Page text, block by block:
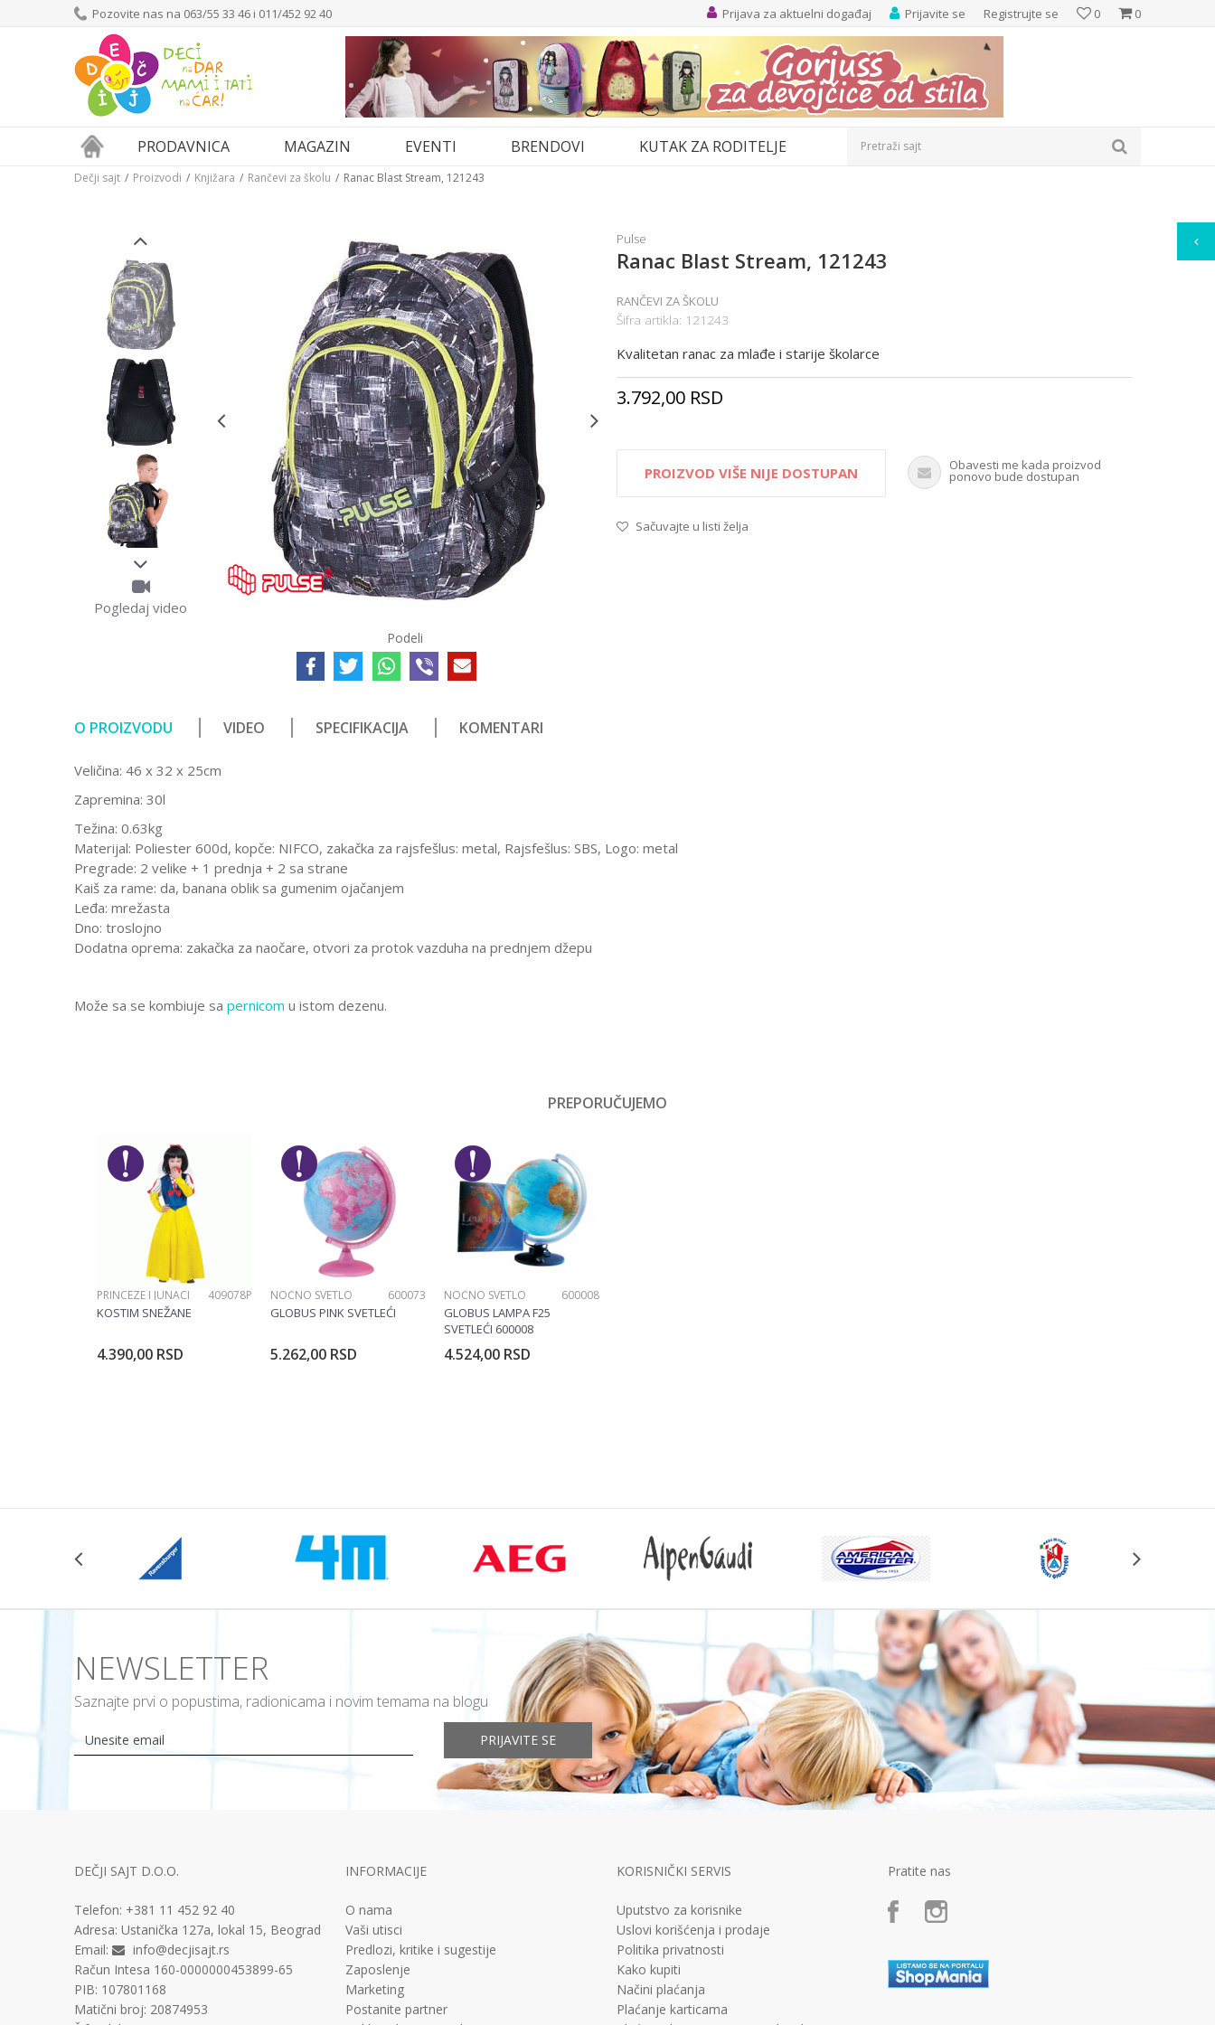
Pozovite nas na 063/55 33 46 i 011/452 92 40 0
0
Prijavite se Registrujte se
Prijava za aktuelni događaj
PRODAVNICA MAGAZIN EVENTI BRENDOVI KUTAK ZA RODITELJE Pretraži sajt
Dečji sajt Proizvodi Knjižara Rančevi za školu Ranac Blast Stream, 121243
Pogledaj video
Podeli
Pulse
Ranac Blast Stream, 121243
RANČEVI ZA ŠKOLU
Šifra artikla: 121243
Kvalitetan ranac za mlađe i starije školarce
3.792,00 RSD
PROIZVOD VIŠE NIJE DOSTUPAN Obavesti me kada proizvod
ponovo bude dostupan
Sačuvajte u listi želja
O PROIZVODU VIDEO SPECIFIKACIJA KOMENTARI
Veličina: 46 x 32 x 25cm
Zapremina: 30l
Težina: 0.63kg
Materijal: Poliester 600d, kopče: NIFCO, zakačka za rajsfešlus: metal, Rajsfešlus: SBS, Logo: metal
Pregrade: 2 velike + 1 prednja + 2 sa strane
Kaiš za rame: da, banana oblik sa gumenim ojačanjem
Leđa: mrežasta
Dno: troslojno
Dodatna oprema: zakačka za naočare, otvori za protok vazduha na prednjem džepu
Može sa se kombiuje sa pernicom u istom dezenu.
Brend
Pulse
Poruka
POŠALJI
PREPORUČUJEMO
PRINCEZE I JUNACI 409078P
KOSTIM SNEŽANE
4.390,00 RSD
NOĆNO SVETLO 600073
GLOBUS PINK SVETLEĆI
5.262,00 RSD
NOĆNO SVETLO 600008
GLOBUS LAMPA F25
SVETLEĆI 600008
4.524,00 RSD
NEWSLETTER
Saznajte prvi o popustima, radionicama i novim temama na blogu
PRIJAVITE SE
DEČJI SAJT D.O.O.
Telefon: +381 11 452 92 40
Adresa: Ustanička 127a, lokal 15, Beograd
Email:
info@decjisajt.rs
Račun Intesa 160-0000000453899-65
PIB: 107801168
Matični broj: 20874953
INFORMACIJE
O nama
Vaši utisci
Predlozi, kritike i sugestije
Zaposlenje
Marketing
Postanite partner
KORISNIČKI SERVIS
Uputstvo za korisnike
Uslovi korišćenja i prodaje
Politika privatnosti
Kako kupiti
Načini plaćanja
Plaćanje karticama
Pratite nas